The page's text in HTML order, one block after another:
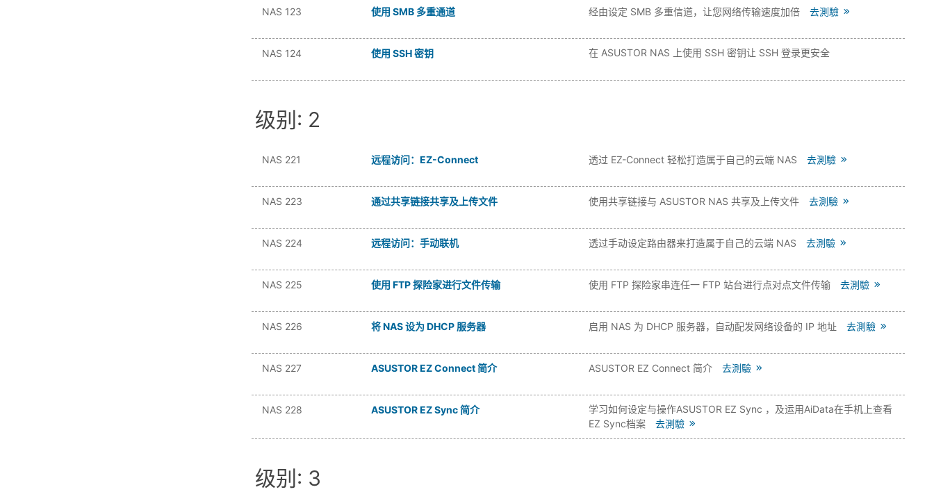
NAS 123 使用 SMB 多重通道 经由设定 SMB 多重信道，让您网络传输速度加倍 去測驗
NAS 124 使用 SSH 密钥 在 ASUSTOR NAS 上使用 SSH 密钥让 SSH 登录更安全
级别: 2
NAS 221 远程访问：EZ-Connect 透过 EZ-Connect 轻松打造属于自己的云端 NAS 去測驗
NAS 223 通过共享链接共享及上传文件 使用共享链接与 ASUSTOR NAS 共享及上传文件 去測驗
NAS 224 远程访问：手动联机 透过手动设定路由器来打造属于自己的云端 NAS 去測驗
NAS 225 使用 FTP 探险家进行文件传输 使用 FTP 探险家串连任一 FTP 站台进行点对点文件传输 去測驗
NAS 226 将 NAS 设为 DHCP 服务器 启用 NAS 为 DHCP 服务器，自动配发网络设备的 IP 地址 去測驗
NAS 227 ASUSTOR EZ Connect 简介 ASUSTOR EZ Connect 简介 去測驗
NAS 228 ASUSTOR EZ Sync 简介
学习如何设定与操作ASUSTOR EZ Sync ，及运用AiData在手机上查看
EZ Sync档案
去測驗
级别: 3